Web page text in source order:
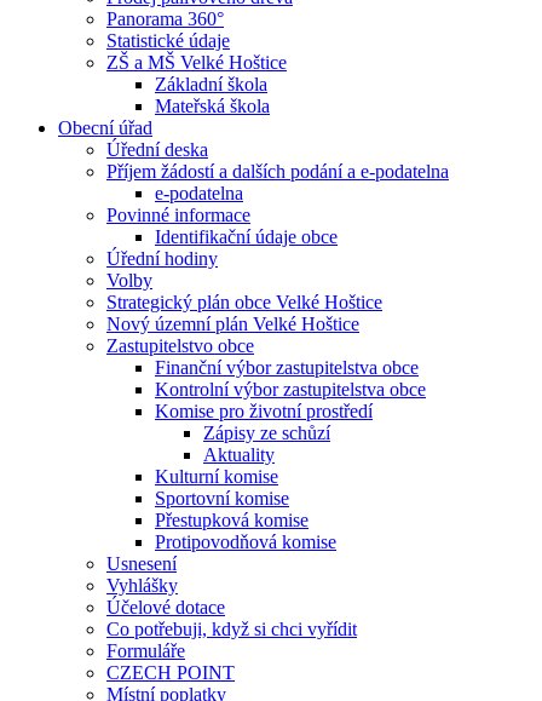
Panorama 360°
Statistické údaje
ZŠ a MŠ Velké Hoštice
Základní škola
Mateřská škola
Obecní úřad
Úřední deska
Příjem žádostí a dalších podání a e-podatelna
e-podatelna
Povinné informace
Identifikační údaje obce
Úřední hodiny
Volby
Strategický plán obce Velké Hoštice
Nový územní plán Velké Hoštice
Zastupitelstvo obce
Finanční výbor zastupitelstva obce
Kontrolní výbor zastupitelstva obce
Komise pro životní prostředí
Zápisy ze schůzí
Aktuality
Kulturní komise
Sportovní komise
Přestupková komise
Protipovodňová komise
Usnesení
Vyhlášky
Účelové dotace
Co potřebuji, když si chci vyřídit
Formuláře
CZECH POINT
Místní poplatky